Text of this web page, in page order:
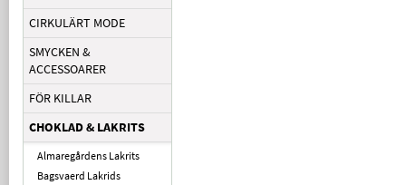
CIRKULÄRT MODE
SMYCKEN &
ACCESSOARER
FÖR KILLAR
CHOKLAD & LAKRITS
Almaregårdens Lakrits
Bagsvaerd Lakrids